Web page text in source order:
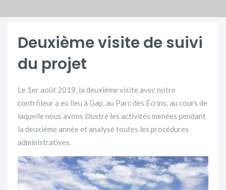
Deuxième visite de suivi
du projet
Le 1er août 2019, la deuxième visite avec notre
contrôleur a eu lieu à Gap, au Parc des Écrins, au cours de
laquelle nous avons illustré les activités menées pendant
la deuxième année et analysé toutes les procédures
administratives.